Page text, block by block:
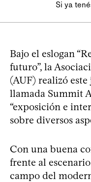
Si ya
Bajo el eslogan
futuro”, la
(AUF) realizó
llamada Summit
“exposición e
sobre diversos
Con una buena
frente al
campo del